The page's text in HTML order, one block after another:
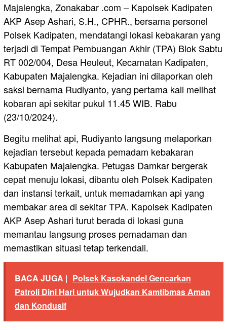
Majalengka, Zonakabar .com – Kapolsek Kadipaten
AKP Asep Ashari, S.H., CPHR., bersama personel
Polsek Kadipaten, mendatangi lokasi kebakaran yang
terjadi di Tempat Pembuangan Akhir (TPA) Blok Sabtu
RT 002/004, Desa Heuleut, Kecamatan Kadipaten,
Kabupaten Majalengka. Kejadian ini dilaporkan oleh
saksi bernama Rudiyanto, yang pertama kali melihat
kobaran api sekitar pukul 11.45 WIB. Rabu
(23/10/2024).
Begitu melihat api, Rudiyanto langsung melaporkan
kejadian tersebut kepada pemadam kebakaran
Kabupaten Majalengka. Petugas Damkar bergerak
cepat menuju lokasi, dibantu oleh Polsek Kadipaten
dan instansi terkait, untuk memadamkan api yang
membakar area di sekitar TPA. Kapolsek Kadipaten
AKP Asep Ashari turut berada di lokasi guna
memantau langsung proses pemadaman dan
memastikan situasi tetap terkendali.
BACA JUGA | Polsek Kasokandel Gencarkan
Patroli Dini Hari untuk Wujudkan Kamtibmas Aman
dan Kondusif